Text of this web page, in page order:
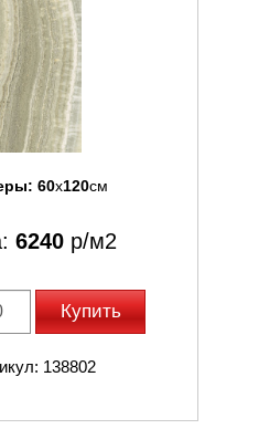
60x120см
6240 р/м2
Купить
138802